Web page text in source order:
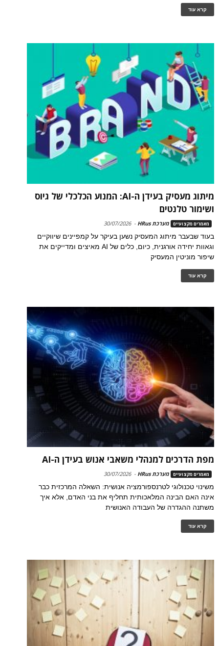
קרא עוד
מיתוג מעסיק בעידן ה-AI: המנוע הכלכלי של גיוס
ושימור טלנטים
מאמרים מקצועיים מערכת HRus -
30/07/2026
בעוד שבעבר מיתוג המעסיק נשען בעיקר על קמפיינים שיווקיים
וגאוות יחידה אורגנית, כיום, כלים של AI מאיצים ומדייקים את
שיפור מוניטין המעסיק
קרא עוד
מפת הדרכים למנהלי משאבי אנוש בעידן ה-AI
מאמרים מקצועיים מערכת HRus -
30/07/2026
משינוי טכנולוגי לטרנספורמציה אנושית: השאלה המרכזית כבר
אינה האם הבינה המלאכותית תחליף את בני האדם, אלא איך
משתנה ההגדרה של העבודה האנושית
קרא עוד